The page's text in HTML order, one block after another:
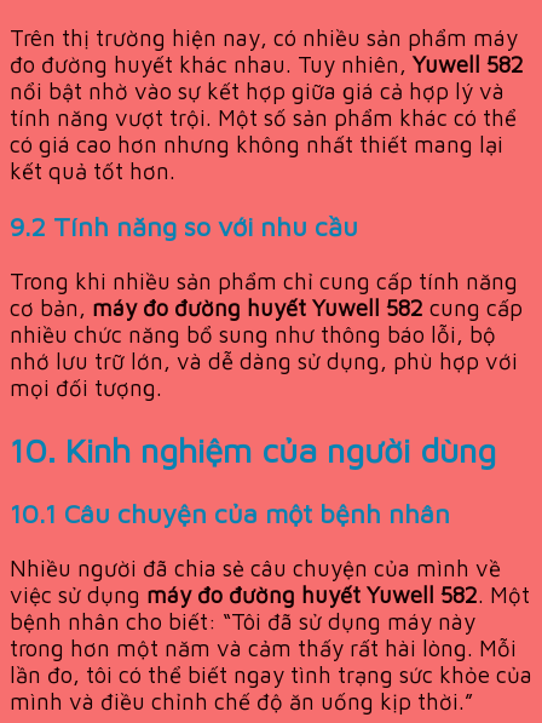
Trên thị trường hiện nay, có nhiều sản phẩm máy
đo đường huyết khác nhau. Tuy nhiên, Yuwell 582
nổi bật nhờ vào sự kết hợp giữa giá cả hợp lý và
tính năng vượt trội. Một số sản phẩm khác có thể
có giá cao hơn nhưng không nhất thiết mang lại
kết quả tốt hơn.
9.2 Tính năng so với nhu cầu
Trong khi nhiều sản phẩm chỉ cung cấp tính năng
cơ bản, máy đo đường huyết Yuwell 582 cung cấp
nhiều chức năng bổ sung như thông báo lỗi, bộ
nhớ lưu trữ lớn, và dễ dàng sử dụng, phù hợp với
mọi đối tượng.
10. Kinh nghiệm của người dùng
10.1 Câu chuyện của một bệnh nhân
Nhiều người đã chia sẻ câu chuyện của mình về
việc sử dụng máy đo đường huyết Yuwell 582. Một
bệnh nhân cho biết: “Tôi đã sử dụng máy này
trong hơn một năm và cảm thấy rất hài lòng. Mỗi
lần đo, tôi có thể biết ngay tình trạng sức khỏe của
mình và điều chỉnh chế độ ăn uống kịp thời.”